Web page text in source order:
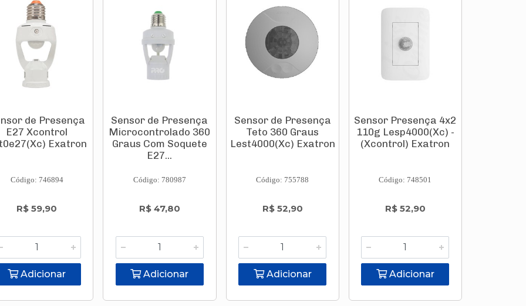
de Presença
E27 Xcontrol
Exatron
Código: 746894
R$ 59,90
Adicionar
Sensor de Presença
Microcontrolado 360
Graus Com Soquete
E27...
Código: 780987
R$ 47,80
Adicionar
Sensor de Presença
Teto 360 Graus
Lest4000(Xc) Exatron
Código: 755788
R$ 52,90
Adicionar
Sensor Presença 4x2
110g Lesp4000(Xc) -
(Xcontrol) Exatron
Código: 748501
R$ 52,90
Adicionar